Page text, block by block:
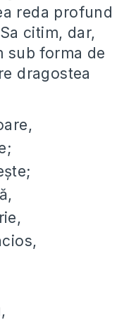
reda profund
citim, dar,
sub forma de
dragostea